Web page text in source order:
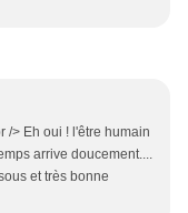
/> Eh oui ! l'être humain
arrive doucement....
et très bonne